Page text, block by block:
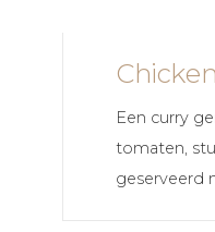
Een curry
tomaten,
geserveerd